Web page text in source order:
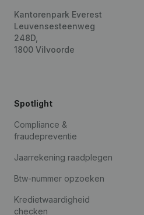
Kantorenpark Everest
Leuvensesteenweg
248D,
1800 Vilvoorde
Spotlight
Compliance &
fraudepreventie
Jaarrekening raadplegen
Btw-nummer opzoeken
Kredietwaardigheid
checken